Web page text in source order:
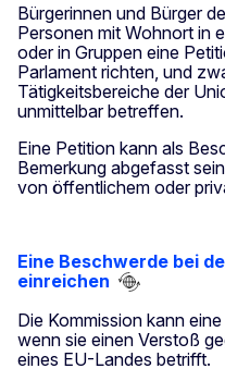
Bürgerinnen und Bürger
Personen mit Wohnort in
oder in Gruppen eine
Parlament richten, und
Tätigkeitsbereiche der
unmittelbar betreffen.
Eine Petition kann als
Bemerkung abgefasst
von öffentlichem oder
Eine Beschwerde bei
einreichen
Die Kommission kann
wenn sie einen Verstoß
eines EU-Landes betrifft.